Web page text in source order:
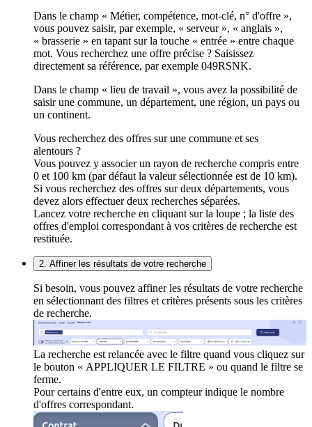
Dans le champ « Métier, compétence, mot-clé, n° d'offre »,
vous pouvez saisir, par exemple, « serveur », « anglais »,
« brasserie » en tapant sur la touche « entrée » entre chaque
mot. Vous recherchez une offre précise ? Saisissez
directement sa référence, par exemple 049RSNK.
Dans le champ « lieu de travail », vous avez la possibilité de
saisir une commune, un département, une région, un pays ou
un continent.
Vous recherchez des offres sur une commune et ses
alentours ?
Vous pouvez y associer un rayon de recherche compris entre
0 et 100 km (par défaut la valeur sélectionnée est de 10 km).
Si vous recherchez des offres sur deux départements, vous
devez alors effectuer deux recherches séparées.
Lancez votre recherche en cliquant sur la loupe ; la liste des
offres d'emploi correspondant à vos critères de recherche est
restituée.
2. Affiner les résultats de votre recherche
Si besoin, vous pouvez affiner les résultats de votre recherche
en sélectionnant des filtres et critères présents sous les critères
de recherche.
La recherche est relancée avec le filtre quand vous cliquez sur
le bouton « APPLIQUER LE FILTRE » ou quand le filtre se
ferme.
Pour certains d'entre eux, un compteur indique le nombre
d'offres correspondant.